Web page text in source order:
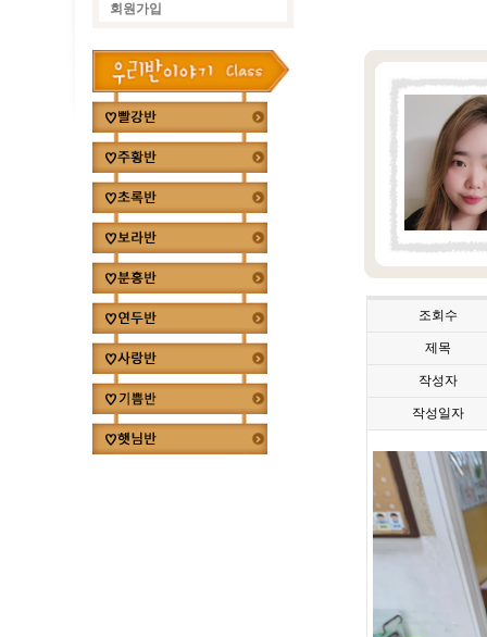
회원가입
조회수
제목
작성자
작성일자